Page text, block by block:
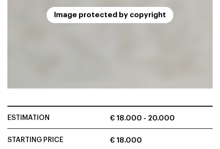
Image protected by copyright
ESTIMATION € 18.000 - 20.000
STARTING PRICE € 18.000